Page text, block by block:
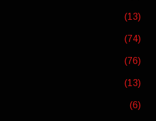
(13)
(74)
(76)
(13)
(6)